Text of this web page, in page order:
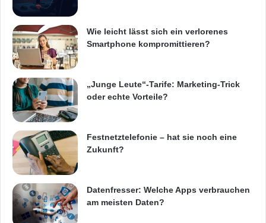
Wie leicht lässt sich ein verlorenes
Smartphone kompromittieren?
„Junge Leute“-Tarife: Marketing-Trick
oder echte Vorteile?
Festnetztelefonie – hat sie noch eine
Zukunft?
Datenfresser: Welche Apps verbrauchen
am meisten Daten?